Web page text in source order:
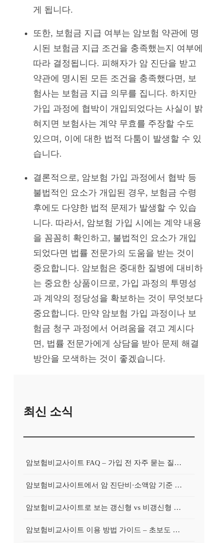
게 됩니다.
또한, 보험금 지급 여부는 암보험 약관에 명
시된 보험금 지급 조건을 충족했는지 여부에
따라 결정됩니다. 피해자가 암 진단을 받고
약관에 명시된 모든 조건을 충족했다면, 보
험사는 보험금 지급 의무를 집니다. 하지만
가입 과정에 협박이 개입되었다는 사실이 밝
혀지면 보험사는 계약 무효를 주장할 수도
있으며, 이에 대한 법적 다툼이 발생할 수 있
습니다.
결론적으로, 암보험 가입 과정에서 협박 등
불법적인 요소가 개입된 경우, 보험금 수령
후에도 다양한 법적 문제가 발생할 수 있습
니다. 따라서, 암보험 가입 시에는 계약 내용
을 꼼꼼히 확인하고, 불법적인 요소가 개입
되었다면 법률 전문가의 도움을 받는 것이
중요합니다. 암보험은 중대한 질병에 대비하
는 중요한 상품이므로, 가입 과정의 투명성
과 계약의 정당성을 확보하는 것이 무엇보다
중요합니다. 만약 암보험 가입 과정이나 보
험금 청구 과정에서 어려움을 겪고 계시다
면, 법률 전문가에게 상담을 받아 문제 해결
방안을 모색하는 것이 좋겠습니다.
최신 소식
암보험비교사이트 FAQ – 가입 전 자주 묻는 질문 정리
암보험비교사이트에서 암 진단비·소액암 기준 제대로 비교하기
암보험비교사이트로 보는 갱신형 vs 비갱신형 암보험 차이
암보험비교사이트 이용 방법 가이드 – 초보도 쉽게 비교하는 순서